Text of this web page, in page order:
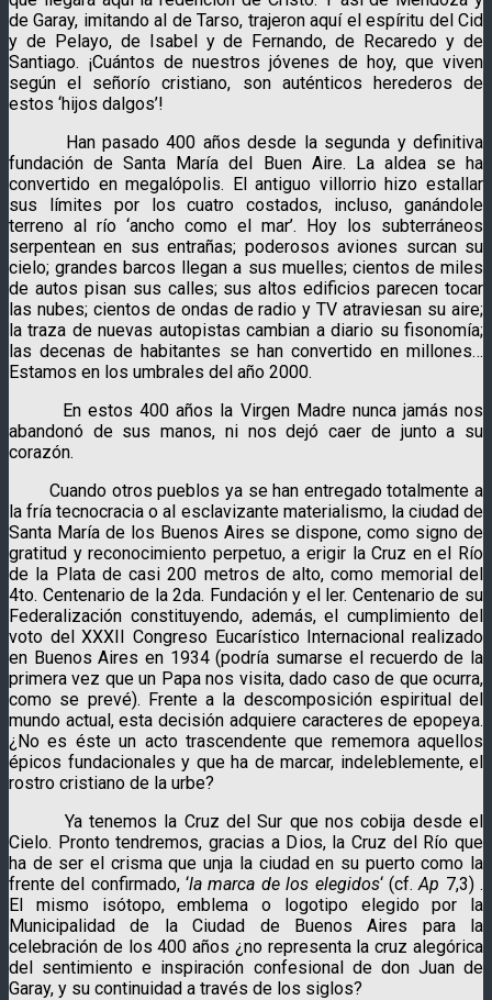
de Garay, imitando al de Tarso, trajeron aquí el espíritu del Cid
y de Pelayo, de Isabel y de Fernando, de Recaredo y de
Santiago. ¡Cuántos de nuestros jóvenes de hoy, que viven
según el señorío cristiano, son auténticos herederos de
estos ‘hijos dalgos’!
Han pasado 400 años desde la segunda y definitiva
fundación de Santa María del Buen Aire. La aldea se ha
convertido en megalópolis. El antiguo villorrio hizo estallar
sus límites por los cuatro costados, incluso, ganándole
terreno al río ‘ancho como el mar’. Hoy los subterráneos
serpentean en sus entrañas; poderosos aviones surcan su
cielo; grandes barcos llegan a sus muelles; cientos de miles
de autos pisan sus calles; sus altos edificios parecen tocar
las nubes; cientos de ondas de radio y TV atraviesan su aire;
la traza de nuevas autopistas cambian a diario su fisonomía;
las decenas de habitantes se han convertido en millones…
Estamos en los umbrales del año 2000.
En estos 400 años la Virgen Madre nunca jamás nos
abandonó de sus manos, ni nos dejó caer de junto a su
corazón.
Cuando otros pueblos ya se han entregado totalmente a
la fría tecnocracia o al esclavizante materialismo, la ciudad de
Santa María de los Buenos Aires se dispone, como signo de
gratitud y reconocimiento perpetuo, a erigir la Cruz en el Río
de la Plata de casi 200 metros de alto, como memorial del
4to. Centenario de la 2da. Fundación y el ler. Centenario de su
Federalización constituyendo, además, el cumplimiento del
voto del XXXII Congreso Eucarístico Internacional realizado
en Buenos Aires en 1934 (podría sumarse el recuerdo de la
primera vez que un Papa nos visita, dado caso de que ocurra,
como se prevé). Frente a la descomposición espiritual del
mundo actual, esta decisión adquiere caracteres de epopeya.
¿No es éste un acto trascendente que rememora aquellos
épicos fundacionales y que ha de marcar, indeleblemente, el
rostro cristiano de la urbe?
Ya tenemos la Cruz del Sur que nos cobija desde el
Cielo. Pronto tendremos, gracias a Dios, la Cruz del Río que
ha de ser el crisma que unja la ciudad en su puerto como la
frente del confirmado, ‘la marca de los elegidos‘ (cf.Ap 7,3) .
El mismo isótopo, emblema o logotipo elegido por la
Municipalidad de la Ciudad de Buenos Aires para la
celebración de los 400 años ¿no representa la cruz alegórica
del sentimiento e inspiración confesional de don Juan de
Garay, y su continuidad a través de los siglos?